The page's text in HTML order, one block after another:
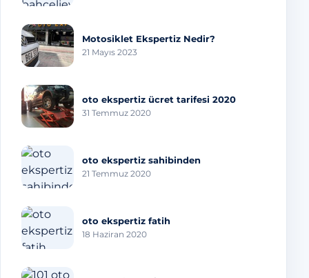
Motosiklet Ekspertiz Nedir?
21 Mayıs 2023
oto ekspertiz ücret tarifesi 2020
31 Temmuz 2020
oto ekspertiz sahibinden
21 Temmuz 2020
oto ekspertiz fatih
18 Haziran 2020